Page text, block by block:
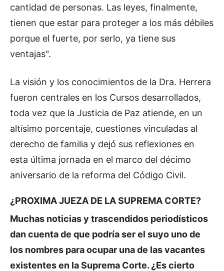
cantidad de personas. Las leyes, finalmente,
tienen que estar para proteger a los más débiles
porque el fuerte, por serlo, ya tiene sus
ventajas".
La visión y los conocimientos de la Dra. Herrera
fueron centrales en los Cursos desarrollados,
toda vez que la Justicia de Paz atiende, en un
altísimo porcentaje, cuestiones vinculadas al
derecho de familia y dejó sus reflexiones en
esta última jornada en el marco del décimo
aniversario de la reforma del Código Civil.
¿PROXIMA JUEZA DE LA SUPREMA CORTE?
Muchas noticias y trascendidos periodísticos
dan cuenta de que podría ser el suyo uno de
los nombres para ocupar una de las vacantes
existentes en la Suprema Corte. ¿Es cierto